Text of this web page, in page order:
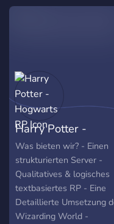
grundlegende Vision und
Häuser und Hauspunkte
System - Zwei-
Wöchentliche
Unterrichtseinheiten zum
Sammeln von
- Plays und Charaktere
lassen sich durch das Tag
System einfach sortieren
und im Auge behalten -
Viel Platz für die
persönlichen
Harry Potter -
Hogwarts RP
Was bieten wir? - Einen
strukturierten Server -
Qualitatives & logisches
textbasiertes RP - Eine
Detaillierte Umsetzung
Wizarding World -